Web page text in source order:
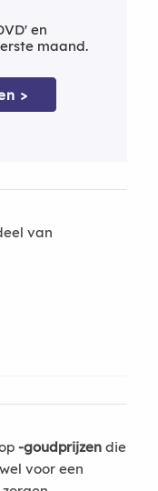
en
maand.
>
van
-goudprijzendie
voor een